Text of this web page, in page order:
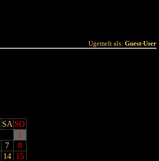
Ugemelt als: Guest-User
SA SO
1
7
8
14 15